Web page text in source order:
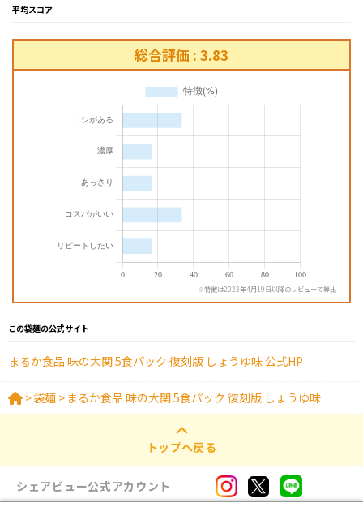
平均スコア
総合評価 : 3.83
※特徴は2023年4月19日以降のレビューで算出
この袋麺の公式サイト
まるか食品 味の大関 5食パック 復刻版 しょうゆ味 公式HP
>袋麺 > まるか食品 味の大関 5食パック 復刻版 しょうゆ味
トップへ戻る
シェアビュー公式アカウント